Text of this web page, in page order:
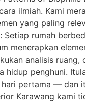
ilmiah. Kami
yang paling
Setiap rumah
menerapkan
analisis ruang,
hidup penghuni.
pertama — dan
Karawang kami